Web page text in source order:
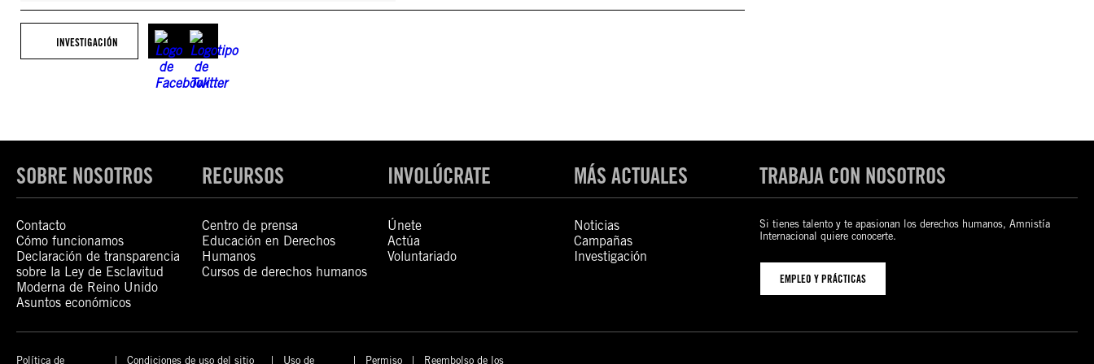
INVESTIGACIÓN
SOBRE NOSOTROS
Contacto
Cómo funcionamos
Declaración de transparencia
sobre la Ley de Esclavitud
Moderna de Reino Unido
Asuntos económicos
RECURSOS
Centro de prensa
Educación en Derechos
Humanos
Cursos de derechos humanos
INVOLÚCRATE
Únete
Actúa
Voluntariado
MÁS ACTUALES
Noticias
Campañas
Investigación
TRABAJA CON NOSOTROS
Si tienes talento y te apasionan los derechos humanos, Amnistía
Internacional quiere conocerte.
EMPLEO Y PRÁCTICAS
Política de Condiciones de uso del sitio Uso de Permiso Reembolso de los